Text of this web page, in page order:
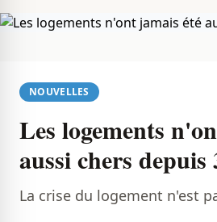
NOUVELLES
Les logements
aussi chers depuis
La crise du logement n'est